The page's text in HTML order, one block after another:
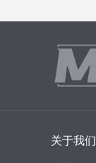
关于我们